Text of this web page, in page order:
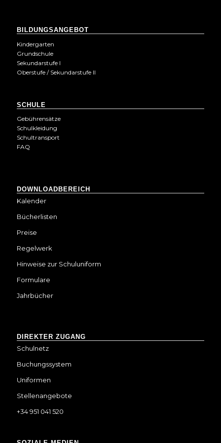
BILDUNGSANGEBOT
Kindergarten
Grundschule
Sekundarstufe I
Oberstufe / Sekundarstufe II
SCHULE
Gebührensätze
Schulkleidung
Schultransport
FAQ
DOWNLOADBEREICH
Kalender
Bücherlisten
Preise
Regelwerk
Hinweise zur Schuluniform
Formulare
Jahrbücher
DIREKTER ZUGANG
Schulnetz
Buchungssystem
Uniformen
Stellenangebote
+34 951 041 520